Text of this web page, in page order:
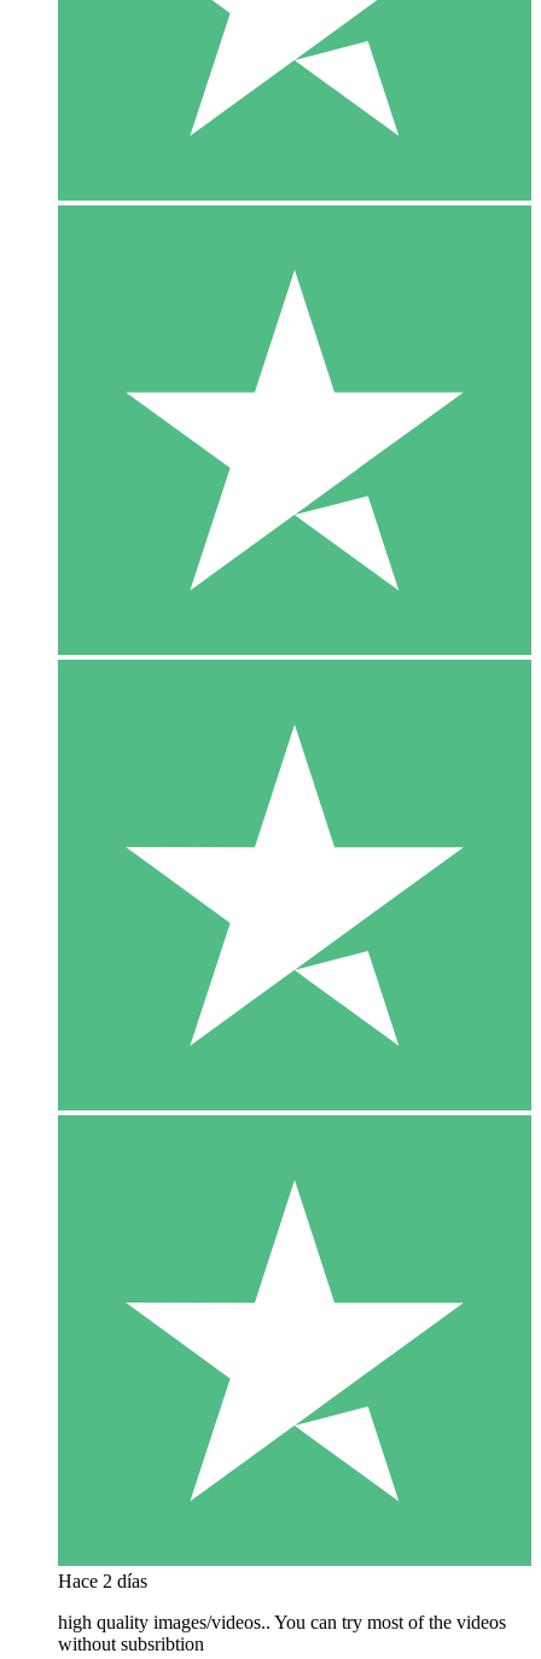
Hace 2 días
high quality images/videos.. You can try most of the videos
without subsribtion